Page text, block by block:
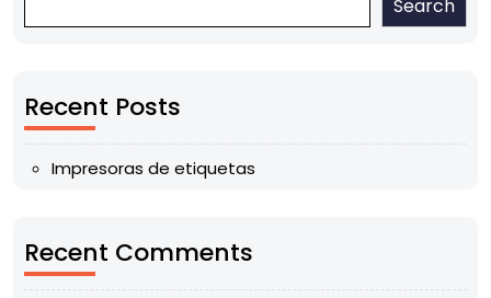
Search
Recent Posts
Impresoras de etiquetas
Recent Comments